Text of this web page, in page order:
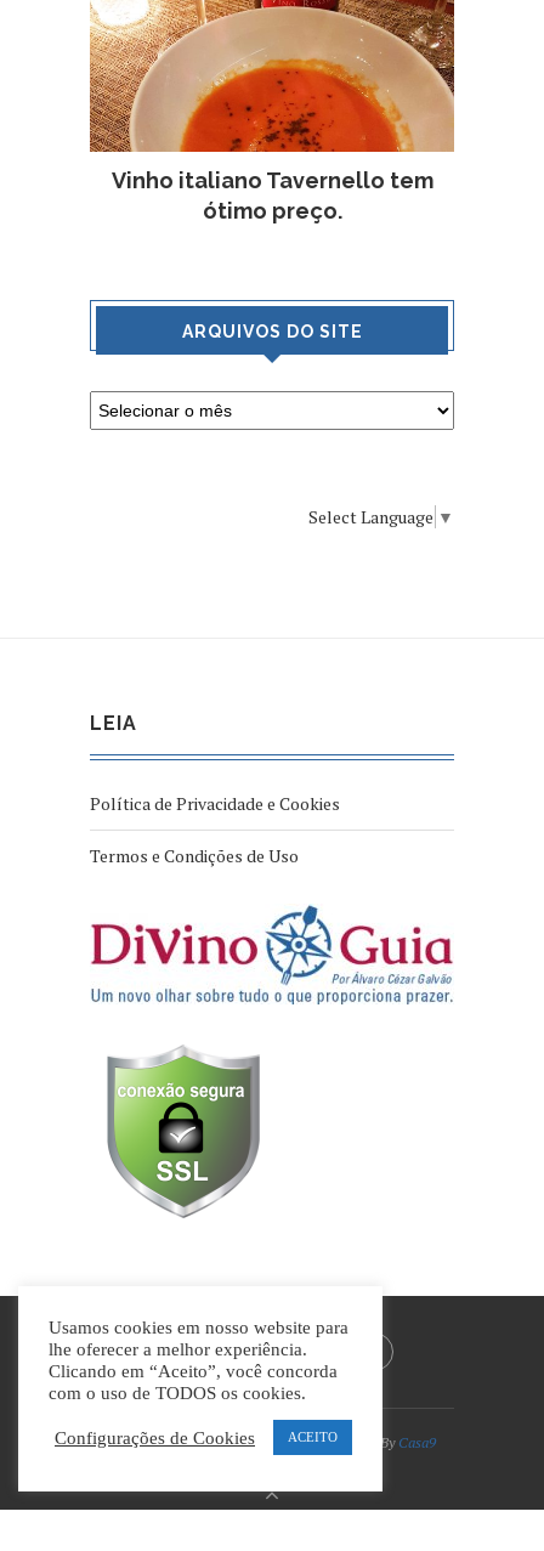
Vinho italiano Tavernello tem
ótimo preço.
ARQUIVOS DO SITE
Select Language ▼
LEIA
Política de Privacidade e Cookies
Termos e Condições de Uso
Divino Guia © Todos os direitos reservados | By Casa9
Usamos cookies em nosso website para
lhe oferecer a melhor experiência.
Clicando em “Aceito”, você concorda
com o uso de TODOS os cookies.
Configurações de Cookies ACEITO